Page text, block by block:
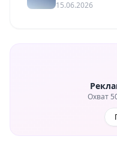
15.06.2026
Охват